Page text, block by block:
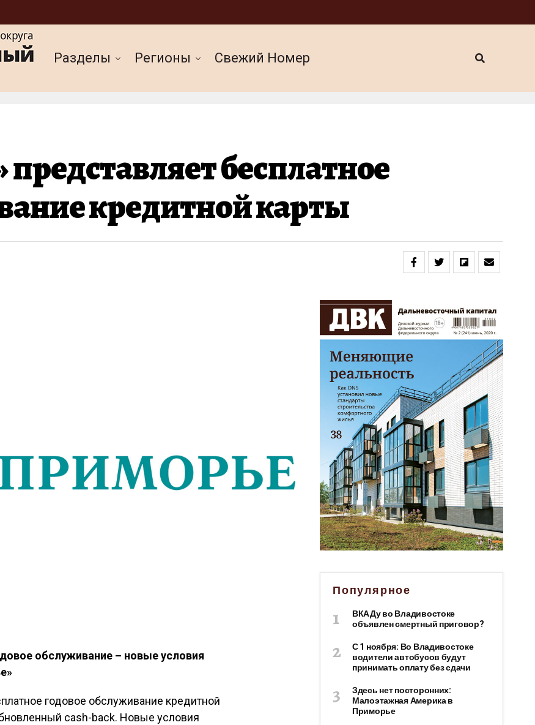
Разделы Регионы Cвежий Номер
бесплатное
кредитной карты
обслуживание – новые условия
годовое обслуживание кредитной
cash-back. Новые условия
Популярное
ВКАДу во Владивостоке
объявлен смертный приговор?
С 1 ноября: Во Владивостоке
водители автобусов будут
принимать оплату без сдачи
Здесь нет посторонних:
Малоэтажная Америка в
Приморье